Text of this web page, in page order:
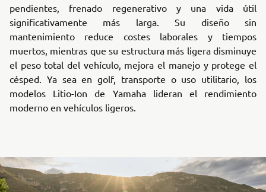
pendientes, frenado regenerativo y una vida útil
significativamente más larga. Su diseño sin
mantenimiento reduce costes laborales y tiempos
muertos, mientras que su estructura más ligera disminuye
el peso total del vehículo, mejora el manejo y protege el
césped. Ya sea en golf, transporte o uso utilitario, los
modelos Litio-Ion de Yamaha lideran el rendimiento
moderno en vehículos ligeros.